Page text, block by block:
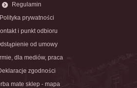
Regulamin
Polityka prywatności
i punkt odbioru
od umowy
dla mediów, praca
zgodności
mate sklep - mapa